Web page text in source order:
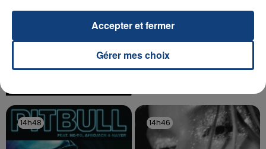
UNE ADOLESCENTE DEVANT SE FAIRE
OPÉRER DE LA CHEVILLE RESSORT DE LA...
La famille a porté plainte contre la clinique qui a
reconnu sa responsabilité et présenté ses
14h48
14h48 14h46
14h46
Gérer mes choix
Accepter et fermer